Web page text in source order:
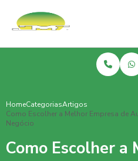
HomeCategoriasArtigos
Como Escolher a Melhor Empresa de
Negócio
Como Escolher a